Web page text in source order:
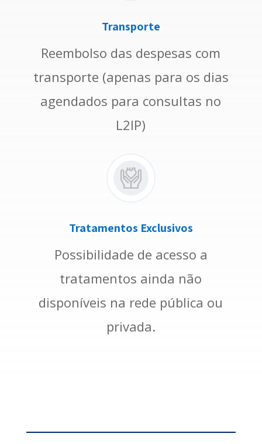
Transporte
Reembolso das despesas com
transporte (apenas para os dias
agendados para consultas no
L2IP)
Tratamentos Exclusivos
Possibilidade de acesso a
tratamentos ainda não
disponíveis na rede pública ou
privada.